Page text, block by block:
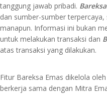
tanggung jawab pribadi. Bareksa
dan sumber-sumber
manapun. Informasi ini bukan
untuk melakukan transaksi dan
atas transaksi yang dilakukan.
Fitur Bareksa Emas dikelola oleh
berkerja sama dengan Mitra